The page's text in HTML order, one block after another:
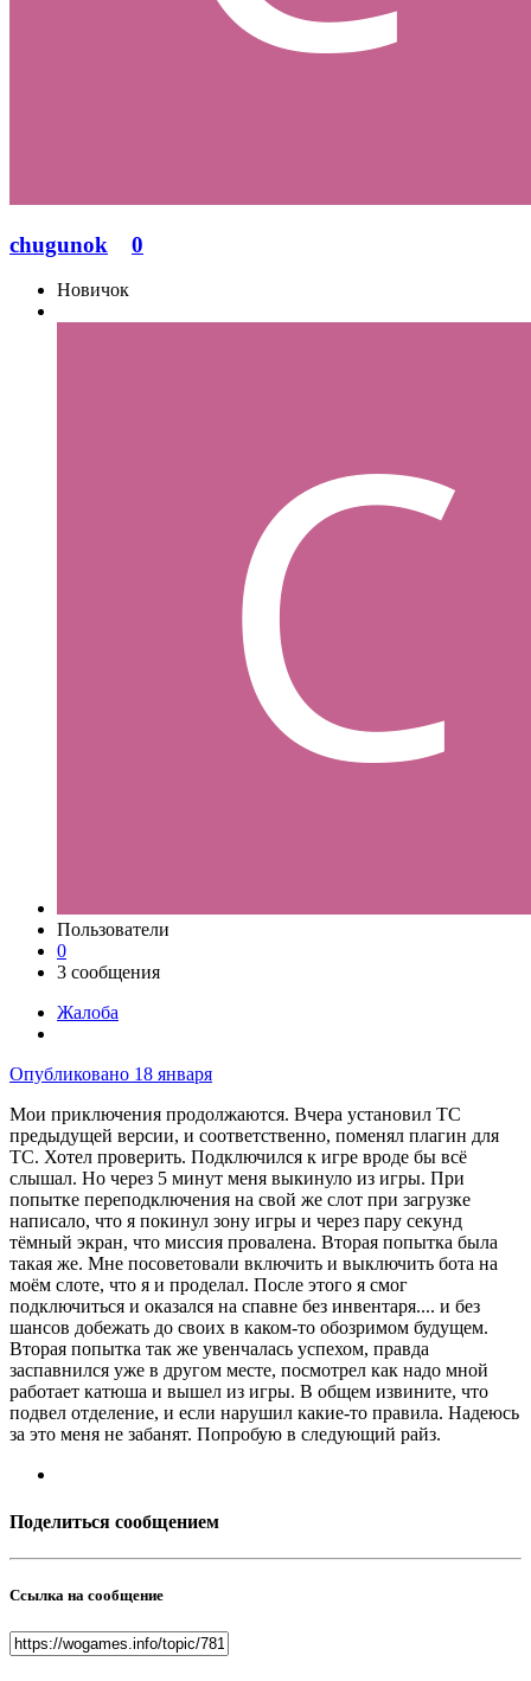
chugunok 0
Новичок
Пользователи
0
3 сообщения
Жалоба
Опубликовано 18 января
Мои приключения продолжаются. Вчера установил ТС
предыдущей версии, и соответственно, поменял плагин для
ТС. Хотел проверить. Подключился к игре вроде бы всё
слышал. Но через 5 минут меня выкинуло из игры. При
попытке переподключения на свой же слот при загрузке
написало, что я покинул зону игры и через пару секунд
тёмный экран, что миссия провалена. Вторая попытка была
такая же. Мне посоветовали включить и выключить бота на
моём слоте, что я и проделал. После этого я смог
подключиться и оказался на спавне без инвентаря.... и без
шансов добежать до своих в каком-то обозримом будущем.
Вторая попытка так же увенчалась успехом, правда
заспавнился уже в другом месте, посмотрел как надо мной
работает катюша и вышел из игры. В общем извините, что
подвел отделение, и если нарушил какие-то правила. Надеюсь
за это меня не забанят. Попробую в следующий райз.
Поделиться сообщением
Ссылка на сообщение